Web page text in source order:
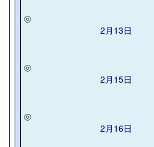
◎
2月13日
◎
2月15日
◎
2月16日